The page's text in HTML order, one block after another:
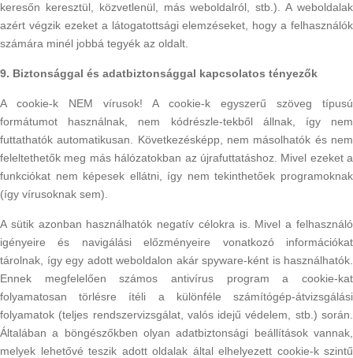
keresőn keresztül, közvetlenül, más weboldalról, stb.). A weboldalak
azért végzik ezeket a látogatottsági elemzéseket, hogy a felhasználók
számára minél jobbá tegyék az oldalt.
9. Biztonsággal és adatbiztonsággal kapcsolatos tényezők
A cookie-k NEM vírusok! A cookie-k egyszerű szöveg típusú
formátumot használnak, nem kódrészle-tekből állnak, így nem
futtathatók automatikusan. Következésképp, nem másolhatók és nem
feleltethetők meg más hálózatokban az újrafuttatáshoz. Mivel ezeket a
funkciókat nem képesek ellátni, így nem tekinthetőek programoknak
(így vírusoknak sem).
A sütik azonban használhatók negatív célokra is. Mivel a felhasználó
igényeire és navigálási előzményeire vonatkozó információkat
tárolnak, így egy adott weboldalon akár spyware-ként is használhatók.
Ennek megfelelően számos antivírus program a cookie-kat
folyamatosan törlésre ítéli a különféle számítógép-átvizsgálási
folyamatok (teljes rendszervizsgálat, valós idejű védelem, stb.) során.
Általában a böngészőkben olyan adatbiztonsági beállítások vannak,
melyek lehetővé teszik adott oldalak által elhelyezett cookie-k szintű